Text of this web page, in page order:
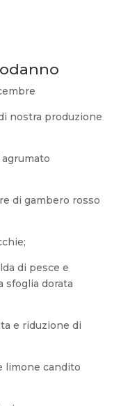
nostra produzione
di gambero rosso
di pesce e
sfoglia dorata
e riduzione di
limone candito